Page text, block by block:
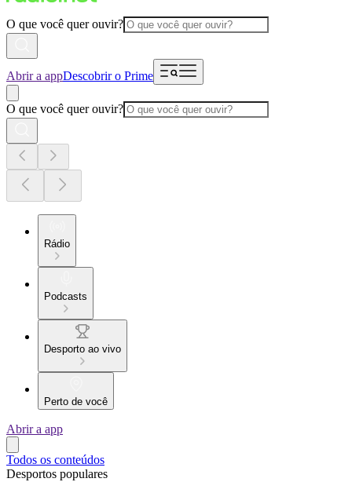
O que você quer ouvir?
Abrir a appDescobrir o Prime
O que você quer ouvir?
Rádio
Podcasts
Desporto ao vivo
Perto de você
Abrir a app
Todos os conteúdos
Desportos populares